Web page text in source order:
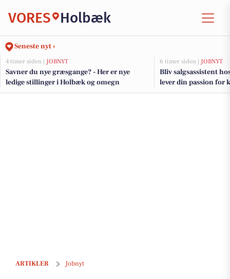
VORES Holbæk
Seneste nyt ›
4 timer siden | JOBNYT
Savner du nye græsgange? - Her er nye
ledige stillinger i Holbæk og omegn
6 timer siden | JOBNYT
Bliv salgsassistent
lever din passion for
ARTIKLER Jobnyt
Ansvarsbevidst rørlægger søges til spændende opgaver i Skibby og